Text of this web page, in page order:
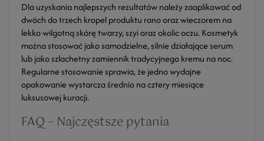
Dla uzyskania najlepszych rezultatów należy zaaplikować od
dwóch do trzech kropel produktu rano oraz wieczorem na
lekko wilgotną skórę twarzy, szyi oraz okolic oczu. Kosmetyk
można stosować jako samodzielne, silnie działające serum
lub jako szlachetny zamiennik tradycyjnego kremu na noc.
Regularne stosowanie sprawia, że jedno wydajne
opakowanie wystarcza średnio na cztery miesiące
luksusowej kuracji.
FAQ – Najczęstsze pytania